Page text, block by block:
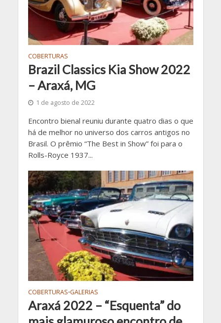
COBERTURAS
Brazil Classics Kia Show 2022
– Araxá, MG
1 de agosto de 2022
Encontro bienal reuniu durante quatro dias o que
há de melhor no universo dos carros antigos no
Brasil. O prêmio “The Best in Show” foi para o
Rolls-Royce 1937...
COBERTURAS•GALERIAS
Araxá 2022 – “Esquenta” do